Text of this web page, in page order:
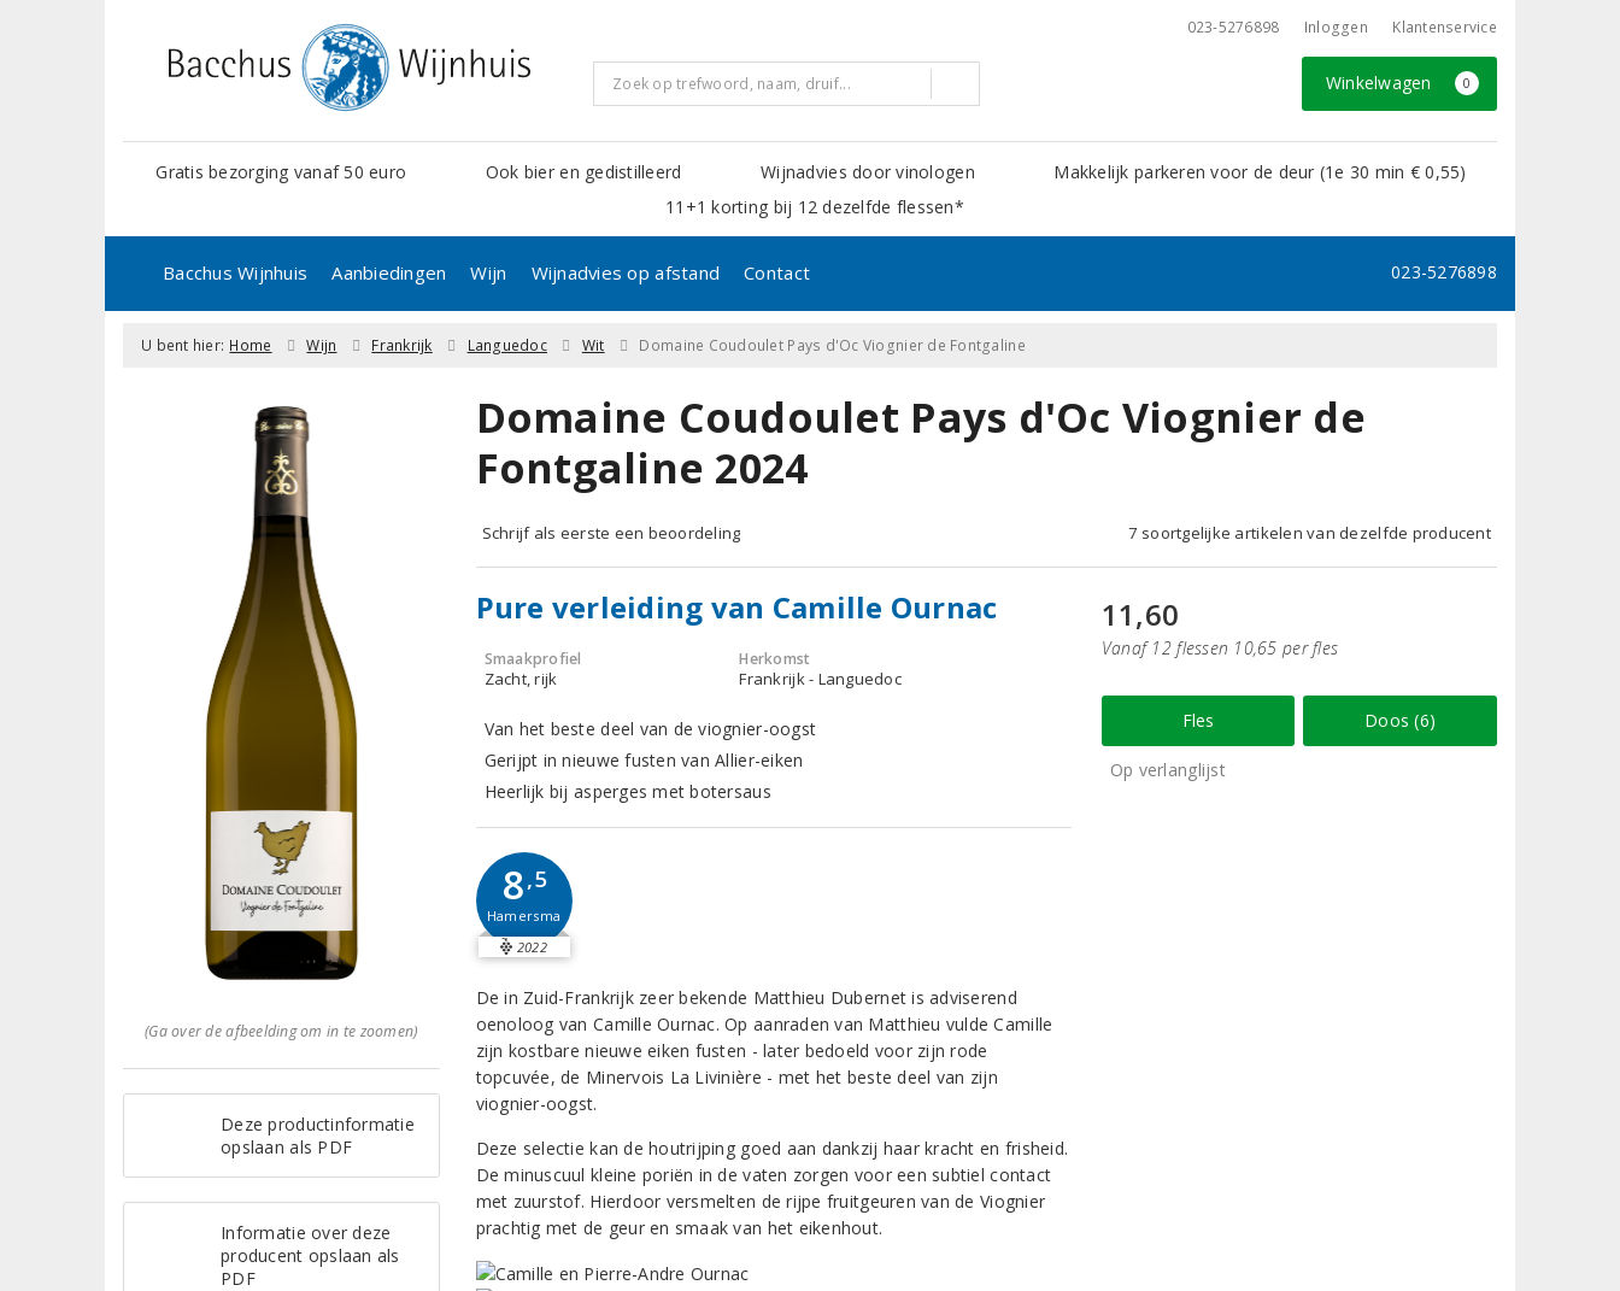
023-5276898 Inloggen Klantenservice
Winkelwagen 0
Gratis bezorging vanaf 50 euro Ook bier en gedistilleerd Wijnadvies door vinologen
Makkelijk parkeren voor de deur (1e 30 min € 0,55)
11+1 korting bij 12 dezelfde flessen*
Bacchus Wijnhuis Aanbiedingen Wijn Wijnadvies op afstand Contact 023-5276898
U bent hier: Home Wijn Frankrijk Languedoc Wit Domaine Coudoulet Pays d'Oc Viognier de Fontgaline
(Ga over de afbeelding om in te zoomen)
Deze productinformatie
opslaan als PDF
Informatie over deze
producent opslaan als
PDF
Domaine Coudoulet Pays d'Oc Viognier de
Fontgaline 2024
Schrijf als eerste een beoordeling 7 soortgelijke artikelen van dezelfde producent
Pure verleiding van Camille Ournac
Smaakprofiel
Zacht, rijk
Herkomst
Frankrijk - Languedoc
Van het beste deel van de viognier-oogst
Gerijpt in nieuwe fusten van Allier-eiken
Heerlijk bij asperges met botersaus
8,5
Hamersma
2022
De in Zuid-Frankrijk zeer bekende Matthieu Dubernet is adviserend
oenoloog van Camille Ournac. Op aanraden van Matthieu vulde Camille
zijn kostbare nieuwe eiken fusten - later bedoeld voor zijn rode
topcuvée, de Minervois La Livinière - met het beste deel van zijn
viognier-oogst.
Deze selectie kan de houtrijping goed aan dankzij haar kracht en frisheid.
De minuscuul kleine poriën in de vaten zorgen voor een subtiel contact
met zuurstof. Hierdoor versmelten de rijpe fruitgeuren van de Viognier
prachtig met de geur en smaak van het eikenhout.
11,60
Vanaf 12 flessen 10,65 per fles
Fles Doos (6)
Op verlanglijst